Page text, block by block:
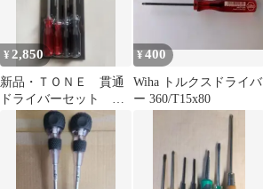
¥ 2,850
新品・ＴＯＮＥ 貫通
ドライバーセット ６
ｐｃｓ トネ
【KD6】
¥400
Wiha トルクスドライバ
ー 360/T15x80